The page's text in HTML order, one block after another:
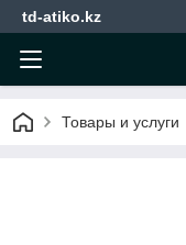
td-atiko.kz
Товары и услуги